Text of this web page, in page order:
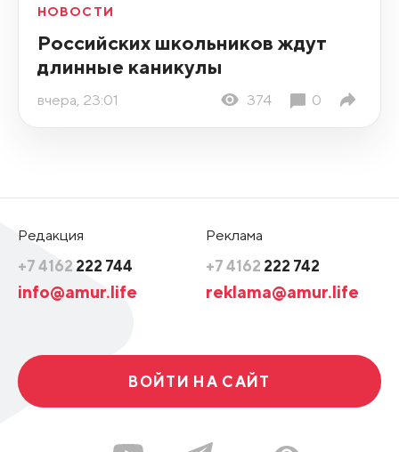
НОВОСТИ
Российских школьников ждут
длинные каникулы
вчера, 23:01 374 0
Редакция
+7 4162 222 744
info@amur.life
Реклама
+7 4162 222 742
reklama@amur.life
ВОЙТИ НА САЙТ